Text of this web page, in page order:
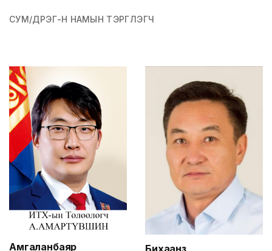
СУМ/ДҮҮРЭГ-Н НАМЫН ТЭРГҮҮЛЭГЧ
Амгаланбаяр
Бихаанз